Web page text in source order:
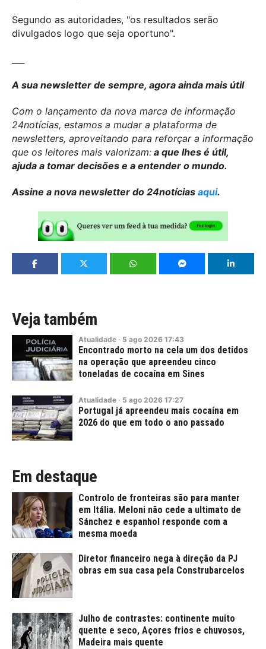
Segundo as autoridades, "os resultados serão
divulgados logo que seja oportuno".
A sua newsletter de sempre, agora ainda mais útil
Com o lançamento da nova marca de informação
24notícias, estamos a mudar a plataforma de
newsletters, aproveitando para reforçar a informação
que os leitores mais valorizam: a que lhes é útil,
ajuda a tomar decisões e a entender o mundo.
Assine a nova newsletter do 24notícias aqui.
Veja também
Atualidade · 5 ago 2026 17:43
Encontrado morto na cela um dos detidos
na operação que apreendeu cinco
toneladas de cocaína em Sines
Atualidade · 5 ago 2026 17:27
Portugal já apreendeu mais cocaína em
2026 do que em todo o ano passado
Em destaque
Controlo de fronteiras são para manter
em Itália. Meloni não cede a ultimato de
Sánchez e espanhol responde com a
mesma moeda
Diretor financeiro nega à direção da PJ
obras em sua casa pela Construbarcelos
Julho de contrastes: continente muito
quente e seco, Açores frios e chuvosos,
Madeira mais quente